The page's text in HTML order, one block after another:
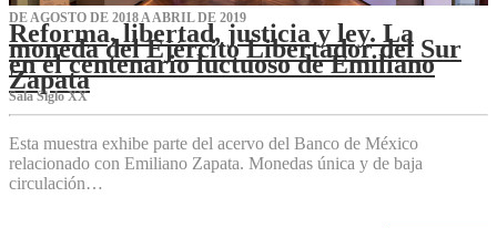
DE AGOSTO DE 2018 A ABRIL DE 2019
Reforma, libertad, justicia y ley. La
moneda del Ejército Libertador del Sur
en el centenario luctuoso de Emiliano
Zapata
Sala Siglo XX
Esta muestra exhibe parte del acervo del Banco de México
relacionado con Emiliano Zapata. Monedas única y de baja
circulación…